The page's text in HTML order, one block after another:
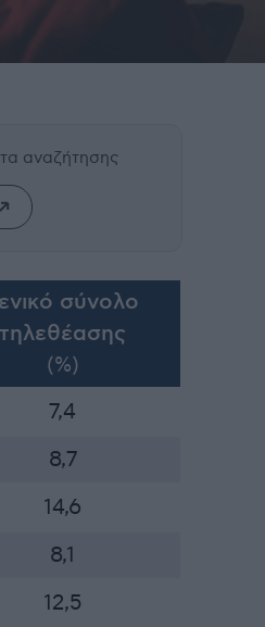
αναζήτησης
σύνολο
τηλεθέασης
(%)
7,4
8,7
14,6
8,1
12,5